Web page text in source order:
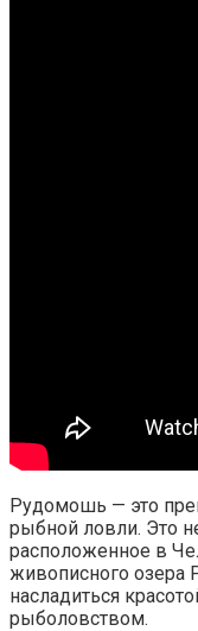
Рудомошь — это
рыбной ловли. Это
расположенное в
живописного
насладиться
рыболовством.